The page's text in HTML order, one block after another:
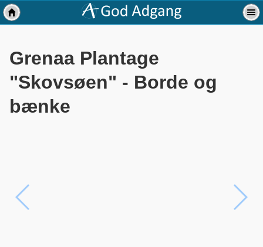
Grenaa Plantage
"Skovsøen" - Borde og
bænke